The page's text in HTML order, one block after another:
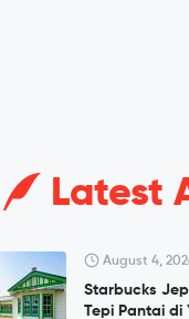
Latest
August 4,
Starbucks
Tepi Pantai di